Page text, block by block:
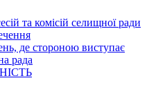
та комісій селищної ради
де стороною виступає
рада